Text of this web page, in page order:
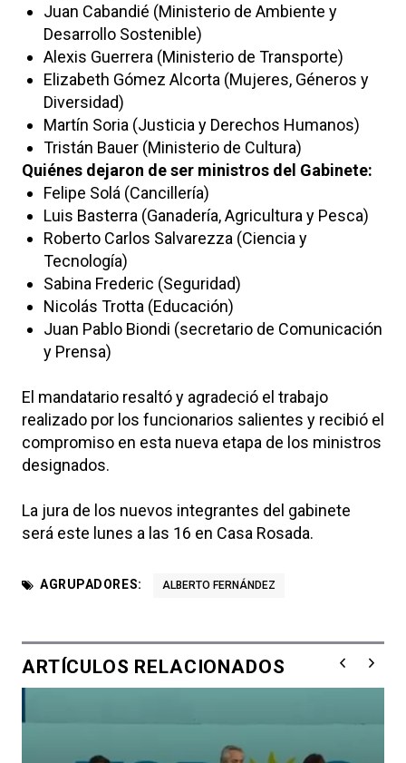
Juan Cabandié (Ministerio de Ambiente y
Desarrollo Sostenible)
Alexis Guerrera (Ministerio de Transporte)
Elizabeth Gómez Alcorta (Mujeres, Géneros y
Diversidad)
Martín Soria (Justicia y Derechos Humanos)
Tristán Bauer (Ministerio de Cultura)
Quiénes dejaron de ser ministros del Gabinete:
Felipe Solá (Cancillería)
Luis Basterra (Ganadería, Agricultura y Pesca)
Roberto Carlos Salvarezza (Ciencia y
Tecnología)
Sabina Frederic (Seguridad)
Nicolás Trotta (Educación)
Juan Pablo Biondi (secretario de Comunicación
y Prensa)
El mandatario resaltó y agradeció el trabajo
realizado por los funcionarios salientes y recibió el
compromiso en esta nueva etapa de los ministros
designados.
La jura de los nuevos integrantes del gabinete
será este lunes a las 16 en Casa Rosada.
AGRUPADORES: ALBERTO FERNÁNDEZ
ARTÍCULOS RELACIONADOS